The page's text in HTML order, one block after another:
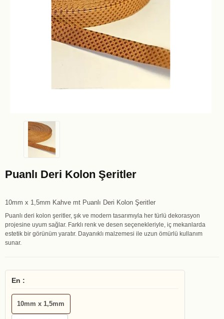
Puanlı Deri Kolon Şeritler
10mm x 1,5mm Kahve mt Puanlı Deri Kolon Şeritler
Puanlı deri kolon şeritler, şık ve modern tasarımıyla her türlü dekorasyon
projesine uyum sağlar. Farklı renk ve desen seçenekleriyle, iç mekanlarda
estetik bir görünüm yaratır. Dayanıklı malzemesi ile uzun ömürlü kullanım
sunar.
En :
10mm x 1,5mm